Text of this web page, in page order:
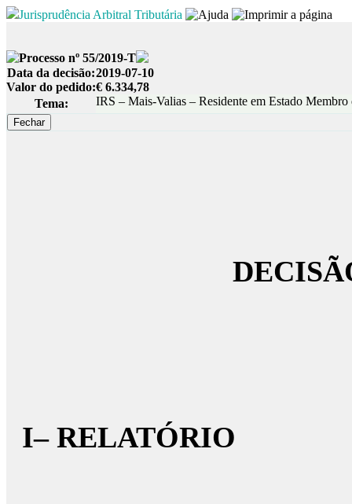
Jurisprudência Arbitral Tributária
Processo nº 55/2019-T
Data da decisão:2019-07-10
Valor do pedido:€ 6.334,78
Tema:
IRS – Mais-Valias – Residente em Estado Membro
I– RELATÓRIO